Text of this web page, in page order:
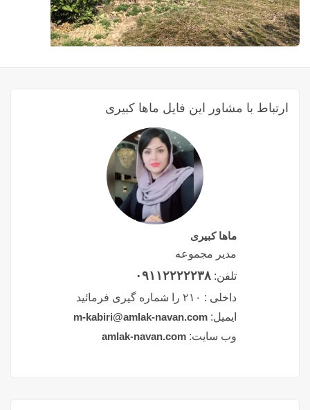
ارتباط با مشاور این فایل ماها کبیری
ماها کبیری
مدیر مجموعه
تلفن: ۰۹۱۱۲۲۲۲۲۳۸
داخلی : ۲۱۰ را شماره گیری فرمائید
ایمیل: m-kabiri@amlak-navan.com
وب سایت: amlak-navan.com